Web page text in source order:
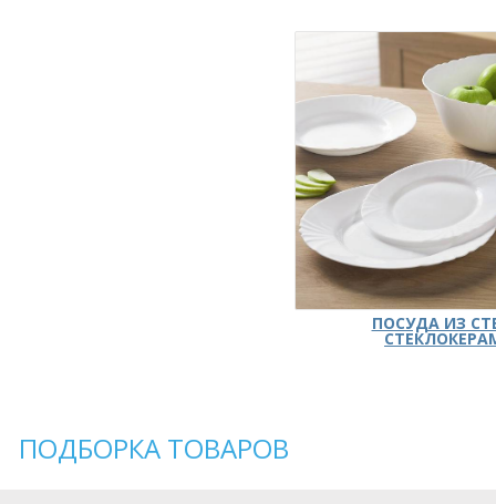
ПОСУДА ИЗ
ПОДБОРКА ТОВАРОВ